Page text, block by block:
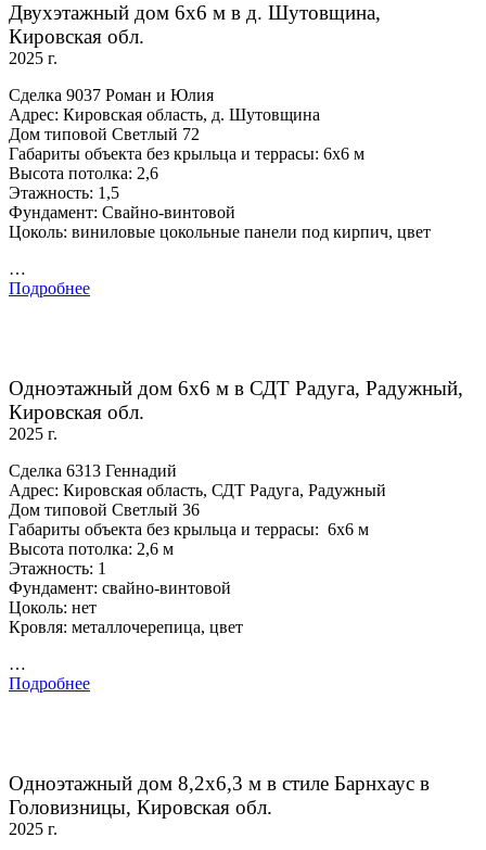
Двухэтажный дом 6х6 м в д. Шутовщина,
Кировская обл.
2025 г.
Сделка 9037 Роман и Юлия
Адрес: Кировская область, д. Шутовщина
Дом типовой Светлый 72
Габариты объекта без крыльца и террасы: 6х6 м
Высота потолка: 2,6
Этажность: 1,5
Фундамент: Свайно-винтовой
Цоколь: виниловые цокольные панели под кирпич, цвет
…
Подробнее
Одноэтажный дом 6х6 м в СДТ Радуга, Радужный,
Кировская обл.
2025 г.
Сделка 6313 Геннадий
Адрес: Кировская область, СДТ Радуга, Радужный
Дом типовой Светлый 36
Габариты объекта без крыльца и террасы: 6х6 м
Высота потолка: 2,6 м
Этажность: 1
Фундамент: свайно-винтовой
Цоколь: нет
Кровля: металлочерепица, цвет
…
Подробнее
Одноэтажный дом 8,2х6,3 м в стиле Барнхаус в
Головизницы, Кировская обл.
2025 г.